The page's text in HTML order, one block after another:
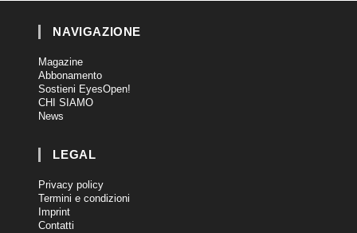
NAVIGAZIONE
Magazine
Abbonamento
Sostieni EyesOpen!
CHI SIAMO
News
LEGAL
Privacy policy
Termini e condizioni
Imprint
Contatti